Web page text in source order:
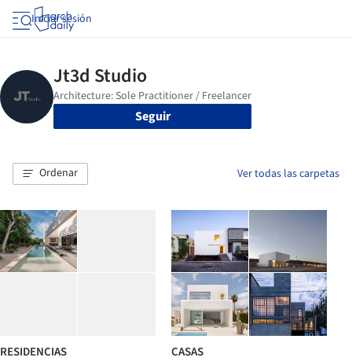
Iniciar sesión
Seguir
Ordenar Ver todas las carpetas
RESIDENCIAS CASAS